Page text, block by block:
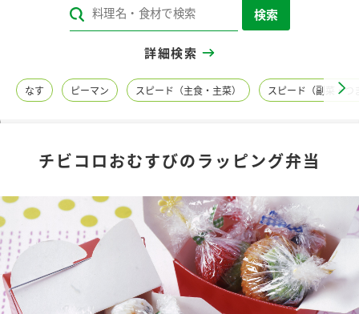
レシピカテゴリ一覧
レシピ名特集
商品情報
商品カテゴリ
酢 調味酢
新商品一覧
キャンペーン情報
検索
詳細検索
なす ピーマン スピード（主食・主菜） スピード（副菜・つ
チビコロおむすびのラッピング弁当